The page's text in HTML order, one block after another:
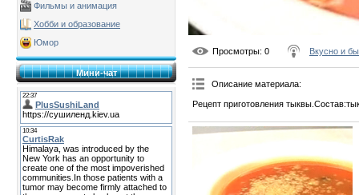
Фильмы и анимация
Хобби и образование
Юмор
Мини-чат
Просмотры: 0 Вкусно и
Описание материала:
Рецепт приготовления